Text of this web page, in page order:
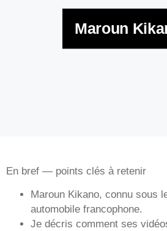
Maroun
En bref — points clés à retenir
Maroun Kikano, connu sous
automobile francophone.
Je décris comment ses